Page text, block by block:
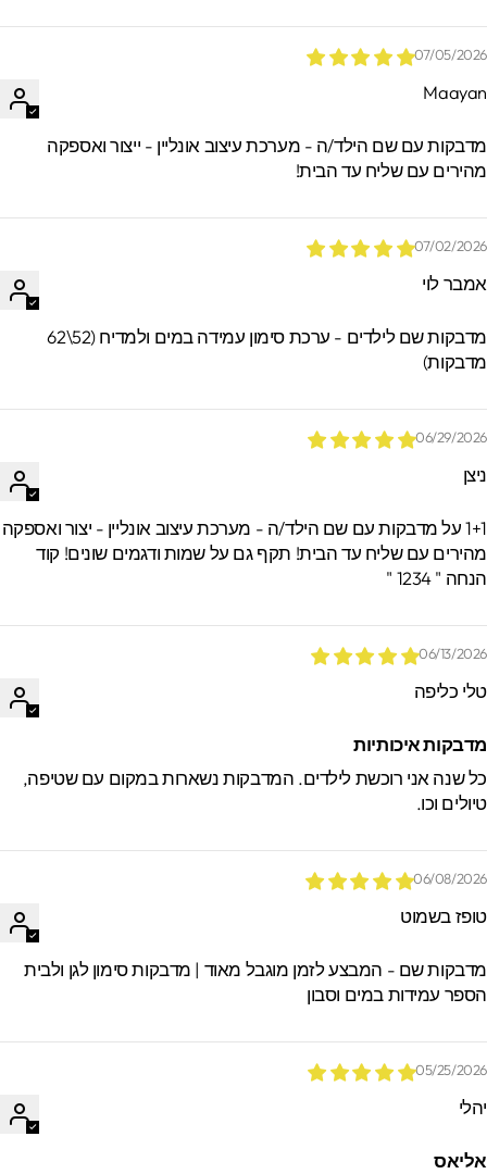
הזמנות.
07/05/
עם שם הילד/ה - מערכת עיצוב אונליין - ייצור ואספקה
עם שליח עד הבית!
07/02/
לוי
מדבקות שם לילדים - ערכת סימון עמידה במים ולמדיח (52\62
06/29/
1+1 על מדבקות עם שם הילד/ה - מערכת עיצוב אונליין - יצור ואספקה
עם שליח עד הבית! תקף גם על שמות ודגמים שונים! קוד
" 1234 "
06/13/
כליפה
איכותיות
שנה אני רוכשת לילדים. המדבקות נשארות במקום עם שטיפה,
וכו.
06/08/
בשמוט
שם - המבצע לזמן מוגבל מאוד | מדבקות סימון לגן ולבית
עמידות במים וסבון
05/25/